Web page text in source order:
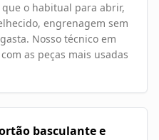
o habitual para abrir,
engrenagem sem
Nosso técnico em
as peças mais usadas
basculante e